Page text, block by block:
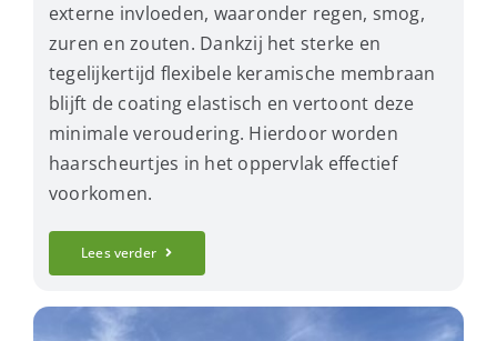
externe invloeden, waaronder regen, smog,
zuren en zouten. Dankzij het sterke en
tegelijkertijd flexibele keramische membraan
blijft de coating elastisch en vertoont deze
minimale veroudering. Hierdoor worden
haarscheurtjes in het oppervlak effectief
voorkomen.
Lees verder